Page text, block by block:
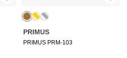
PRIMUS
PRIMUS PRM-103